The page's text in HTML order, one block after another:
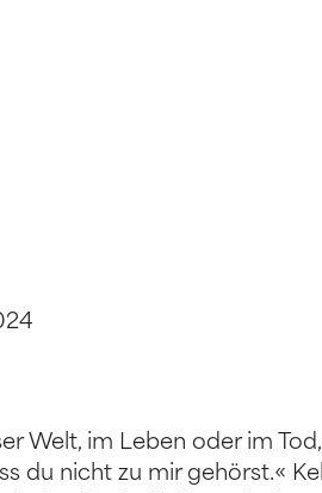
Welt, im Leben oder im
du nicht zu mir gehörst.«